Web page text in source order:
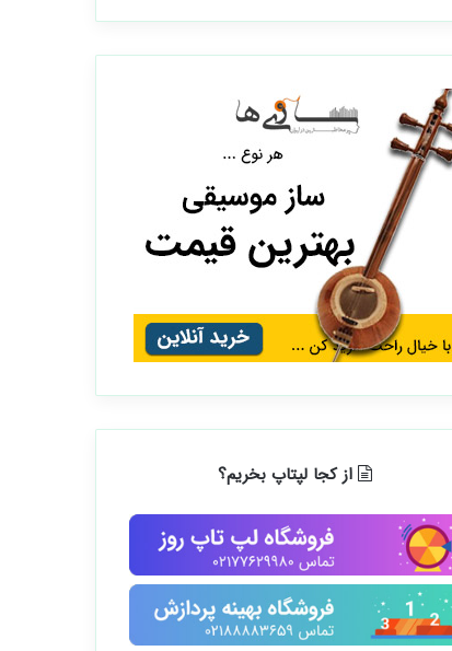
از کجا لپتاپ بخریم؟